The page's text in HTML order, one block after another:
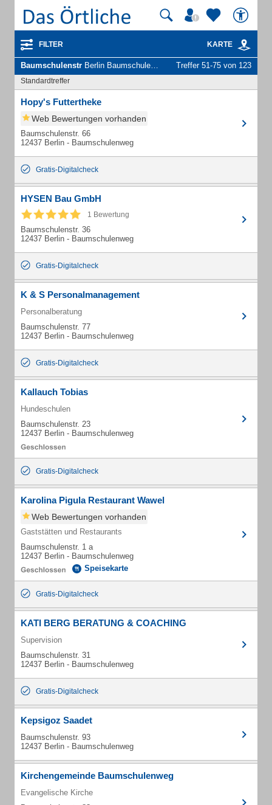
FILTER KARTE
Baumschulenstr Berlin Baumschulenweg - Unternehmen und Personen Treffer 51-75 von 123
Standardtreffer
Hopy's Futtertheke
Web Bewertungen vorhanden
Baumschulenstr. 66
12437 Berlin - Baumschulenweg
Gratis-Digitalcheck
HYSEN Bau GmbH
1 Bewertung
Baumschulenstr. 36
12437 Berlin - Baumschulenweg
Gratis-Digitalcheck
K & S Personalmanagement
Personalberatung
Baumschulenstr. 77
12437 Berlin - Baumschulenweg
Gratis-Digitalcheck
Kallauch Tobias
Hundeschulen
Baumschulenstr. 23
12437 Berlin - Baumschulenweg
Gratis-Digitalcheck
Karolina Pigula Restaurant Wawel
Web Bewertungen vorhanden
Gaststätten und Restaurants
Baumschulenstr. 1 a
12437 Berlin - Baumschulenweg
Speisekarte
Gratis-Digitalcheck
KATI BERG BERATUNG & COACHING
Supervision
Baumschulenstr. 31
12437 Berlin - Baumschulenweg
Gratis-Digitalcheck
Kepsigoz Saadet
Baumschulenstr. 93
12437 Berlin - Baumschulenweg
Kirchengemeinde Baumschulenweg
Evangelische Kirche